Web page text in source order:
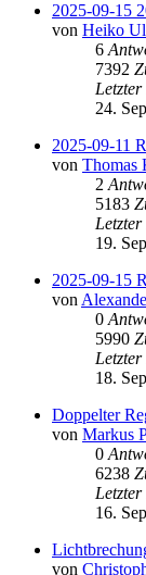
2025-09-15
von Heiko
6
7392
24.
2025-09-11
von Thomas
2
5183
19.
2025-09-15
von
0
5990
18.
Doppelter
von Markus
0
6238
16.
von